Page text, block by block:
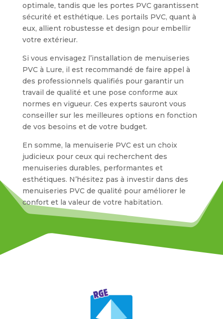
optimale, tandis que les portes PVC garantissent
sécurité et esthétique. Les portails PVC, quant à
eux, allient robustesse et design pour embellir
votre extérieur.
Si vous envisagez l’installation de menuiseries
PVC à Lure, il est recommandé de faire appel à
des professionnels qualifiés pour garantir un
travail de qualité et une pose conforme aux
normes en vigueur. Ces experts sauront vous
conseiller sur les meilleures options en fonction
de vos besoins et de votre budget.
En somme, la menuiserie PVC est un choix
judicieux pour ceux qui recherchent des
menuiseries durables, performantes et
esthétiques. N’hésitez pas à investir dans des
menuiseries PVC de qualité pour améliorer le
confort et la valeur de votre habitation.